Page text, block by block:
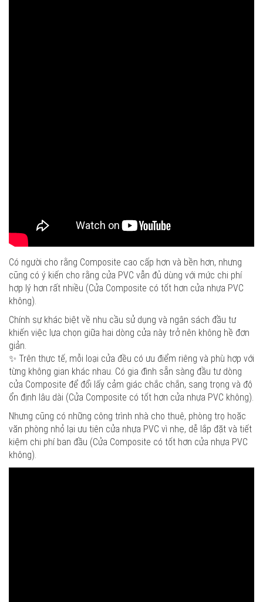
Có người cho rằng Composite cao cấp hơn và bền hơn, nhưng
cũng có ý kiến cho rằng cửa PVC vẫn đủ dùng với mức chi phí
hợp lý hơn rất nhiều (Cửa Composite có tốt hơn cửa nhựa PVC
không).
Chính sự khác biệt về nhu cầu sử dụng và ngân sách đầu tư
khiến việc lựa chọn giữa hai dòng cửa này trở nên không hề đơn
giản.
✨ Trên thực tế, mỗi loại cửa đều có ưu điểm riêng và phù hợp với
từng không gian khác nhau. Có gia đình sẵn sàng đầu tư dòng
cửa Composite để đổi lấy cảm giác chắc chắn, sang trọng và độ
ổn định lâu dài (Cửa Composite có tốt hơn cửa nhựa PVC không).
Nhưng cũng có những công trình nhà cho thuê, phòng trọ hoặc
văn phòng nhỏ lại ưu tiên cửa nhựa PVC vì nhẹ, dễ lắp đặt và tiết
kiệm chi phí ban đầu (Cửa Composite có tốt hơn cửa nhựa PVC
không).